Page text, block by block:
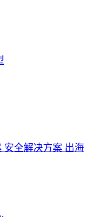
安全解决方案 出海